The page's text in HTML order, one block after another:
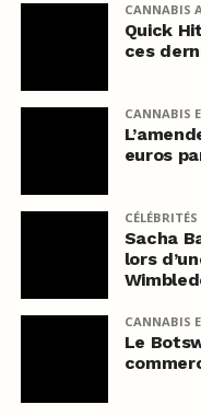
CANNABIS
Quick
ces
CANNABIS
euros
Sacha
lors
CANNABIS
Le